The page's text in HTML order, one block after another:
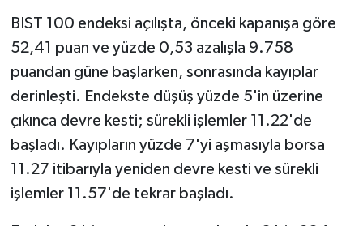
BIST 100 endeksi açılışta, önceki kapanışa göre
52,41 puan ve yüzde 0,53 azalışla 9.758
puandan güne başlarken, sonrasında kayıplar
derinleşti. Endekste düşüş yüzde 5'in üzerine
çıkınca devre kesti; sürekli işlemler 11.22'de
başladı. Kayıpların yüzde 7'yi aşmasıyla borsa
11.27 itibarıyla yeniden devre kesti ve sürekli
işlemler 11.57'de tekrar başladı.
OTOMOTİV
YAŞAM
KÜLTÜR SANAT